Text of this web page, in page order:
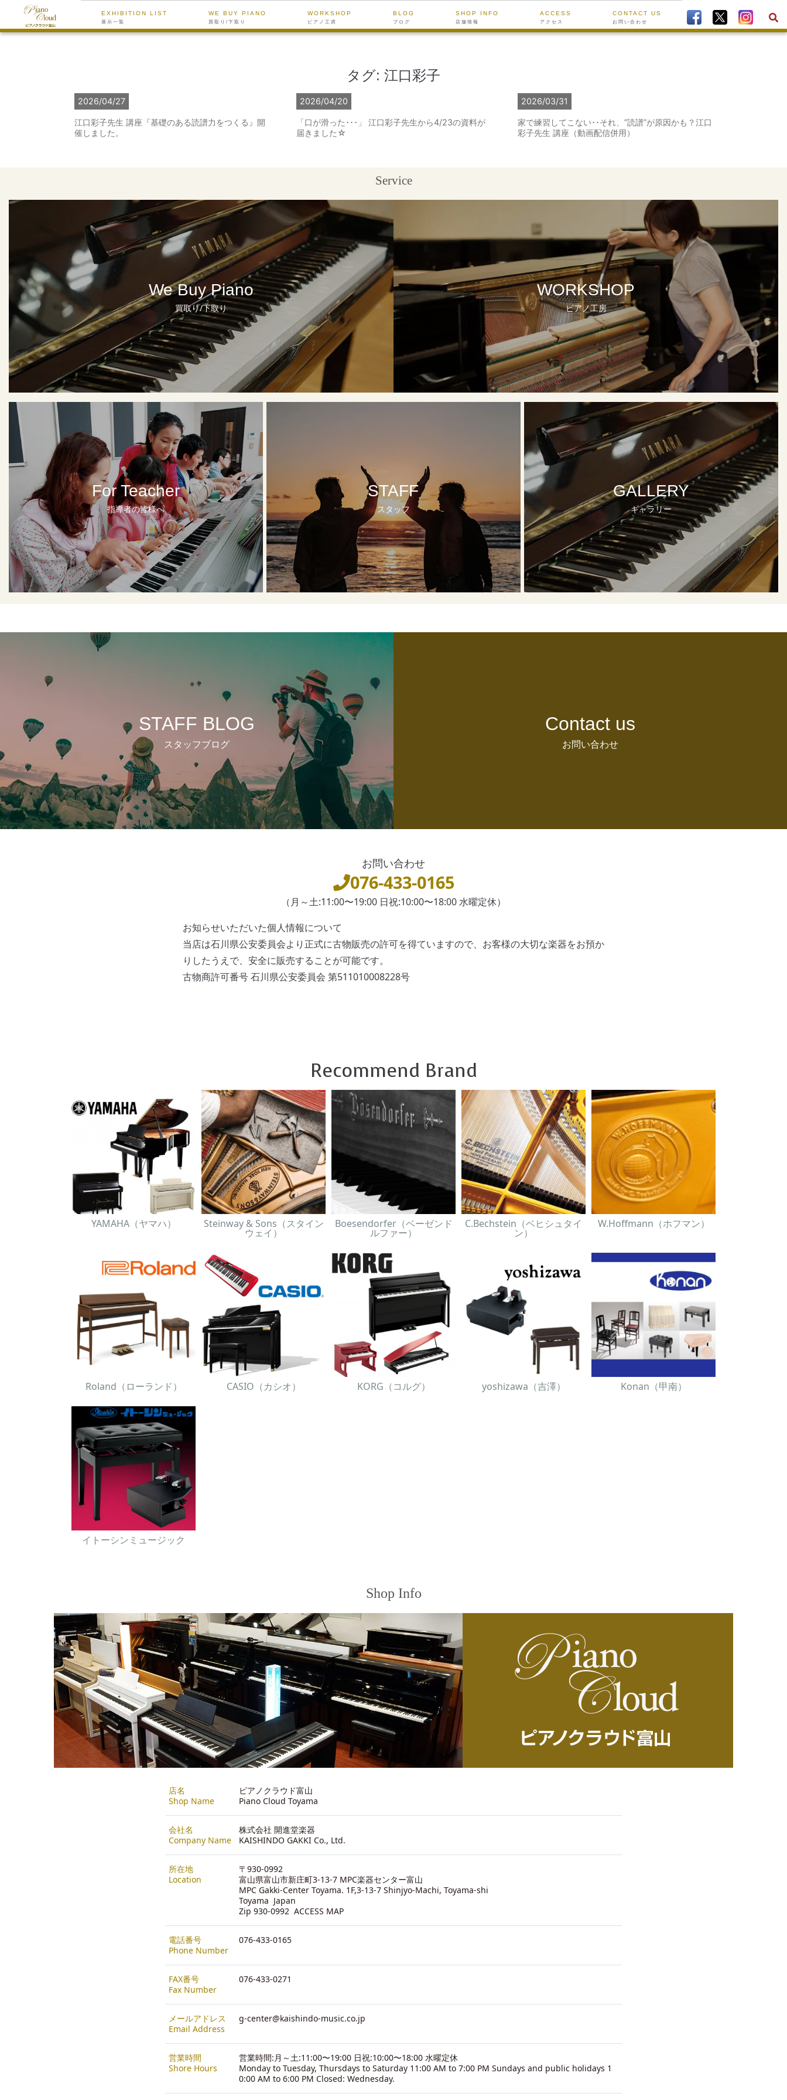
EXHIBITION LIST
展示一覧
WE BUY PIANO
買取り/下取り
WORKSHOP
ピアノ工房
BLOG
ブログ
SHOP INFO
店舗情報
ACCESS
アクセス
CONTACT US
お問い合わせ
タグ: 江口彩子
2026/04/27
江口彩子先生 講座『基礎のある読譜力をつくる』開
催しました。
2026/04/20
「口が滑った･･･」 江口彩子先生から4/23の資料が
届きました☆
2026/03/31
家で練習してこない･･それ、”読譜”が原因かも？江口
彩子先生 講座（動画配信併用）
Service
We Buy Piano
買取り/下取り
WORKSHOP
ピアノ工房
For Teacher
指導者の皆様へ
STAFF
スタッフ
GALLERY
ギャラリー
STAFF BLOG
スタッフブログ
Contact us
お問い合わせ
お問い合わせ
076-433-0165
（月～土:11:00〜19:00 日祝:10:00〜18:00 水曜定休）
お知らせいただいた個人情報について
当店は石川県公安委員会より正式に古物販売の許可を得ていますので、お客様の大切な楽器をお預か
りしたうえで、安全に販売することが可能です。
古物商許可番号 石川県公安委員会 第511010008228号
Recommend Brand
YAMAHA（ヤマハ） Steinway & Sons（スタイン
ウェイ）
Boesendorfer（ベーゼンド
ルファー）
C.Bechstein（ベヒシュタイ
ン）
W.Hoffmann（ホフマン）
Roland（ローランド） CASIO（カシオ） KORG（コルグ） yoshizawa（吉澤） Konan（甲南）
イトーシンミュージック
Shop Info
店名
Shop Name
ピアノクラウド富山
Piano Cloud Toyama
会社名
Company Name
株式会社 開進堂楽器
KAISHINDO GAKKI Co., Ltd.
所在地
Location
〒930-0992
富山県富山市新庄町3-13-7 MPC楽器センター富山
MPC Gakki-Center Toyama. 1F,3-13-7 Shinjyo-Machi, Toyama-shi
Toyama Japan
Zip 930-0992 ACCESS MAP
電話番号
Phone Number
076-433-0165
FAX番号
Fax Number
076-433-0271
メールアドレス
Email Address
g-center@kaishindo-music.co.jp
営業時間
Shore Hours
営業時間:月～土:11:00〜19:00 日祝:10:00〜18:00 水曜定休
Monday to Tuesday, Thursdays to Saturday 11:00 AM to 7:00 PM Sundays and public holidays 1
0:00 AM to 6:00 PM Closed: Wednesday.